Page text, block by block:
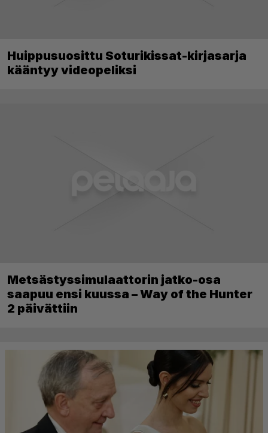
Huippusuosittu Soturikissat-kirjasarja
kääntyy videopeliksi
Metsästyssimulaattorin jatko-osa
saapuu ensi kuussa – Way of the Hunter
2 päivättiin